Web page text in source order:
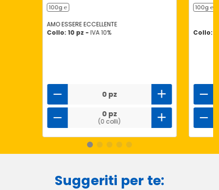
100g ℮
AMO ESSERE ECCELLENTE
Collo: 10 pz - IVA 10%
0 pz
0 pz
(0 colli)
100g ℮
Collo:
Suggeriti per te: